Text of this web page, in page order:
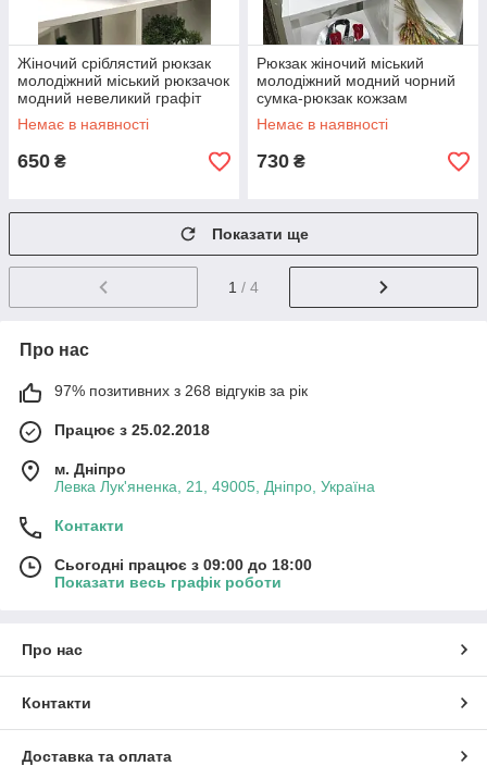
Жіночий сріблястий рюкзак
молодіжний міський рюкзачок
модний невеликий графіт
кожзам
Немає в наявності
650 ₴
Рюкзак жіночий міський
молодіжний модний чорний
сумка-рюкзак кожзам
Немає в наявності
730 ₴
Показати ще
1 / 4
Про нас
97% позитивних з 268 відгуків за рік
Працює з 25.02.2018
м. Дніпро
Левка Лук'яненка, 21, 49005, Дніпро, Україна
Контакти
Сьогодні працює з 09:00 до 18:00
Показати весь графік роботи
Про нас
Контакти
Доставка та оплата